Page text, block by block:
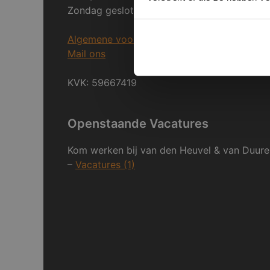
Zondag gesloten.
Algemene voorwaarden
Mail ons
KVK: 59667419
Openstaande Vacatures
Kom werken bij van den Heuvel & van
– Vacatures (1)